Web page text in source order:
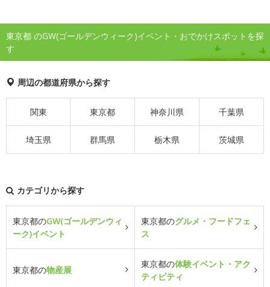
東京都 のGW(ゴールデンウィーク)イベント・おでかけスポットを探
す
周辺の都道府県から探す
関東 東京都 神奈川県 千葉県
埼玉県 群馬県 栃木県 茨城県
カテゴリから探す
東京都のGW(ゴールデンウィ
ーク)イベント
東京都のグルメ・フードフェ
ス
東京都の物産展
東京都の体験イベント・アク
ティビティ